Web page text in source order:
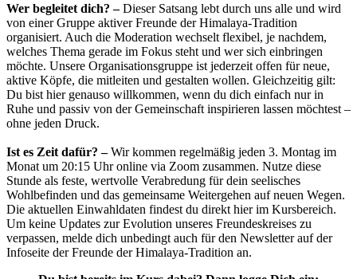
Wer begleitet dich? –Dieser Satsang lebt durch uns alle und wird
von einer Gruppe aktiver Freunde der Himalaya-Tradition
organisiert. Auch die Moderation wechselt flexibel, je nachdem,
welches Thema gerade im Fokus steht und wer sich einbringen
möchte. Unsere Organisationsgruppe ist jederzeit offen für neue,
aktive Köpfe, die mitleiten und gestalten wollen. Gleichzeitig gilt:
Du bist hier genauso willkommen, wenn du dich einfach nur in
Ruhe und passiv von der Gemeinschaft inspirieren lassen möchtest –
ohne jeden Druck.
Ist es Zeit dafür? –Wir kommen regelmäßig jeden 3. Montag im
Monat um 20:15 Uhr online via Zoom zusammen. Nutze diese
Stunde als feste, wertvolle Verabredung für dein seelisches
Wohlbefinden und das gemeinsame Weitergehen auf neuen Wegen.
Die aktuellen Einwahldaten findest du direkt hier im Kursbereich.
Um keine Updates zur Evolution unseres Freundeskreises zu
verpassen, melde dich unbedingt auch für den Newsletter auf der
Infoseite der Freunde der Himalaya-Tradition an.